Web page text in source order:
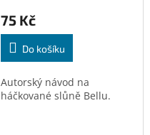
75 Kč
Do košíku
Autorský návod na
háčkované slůně Bellu.